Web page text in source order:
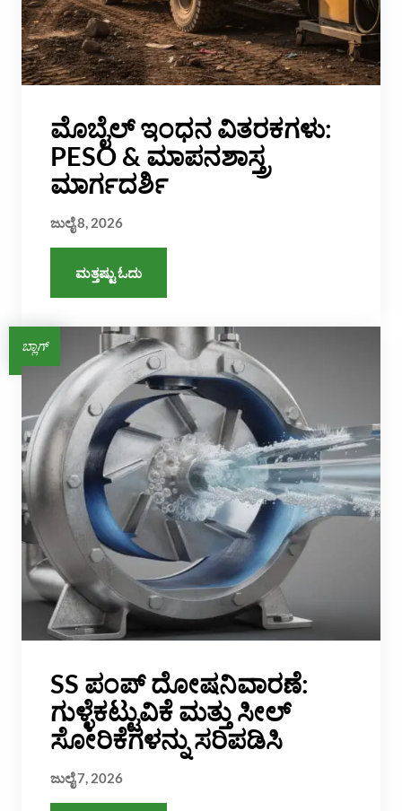
ಮೊಬೈಲ್ ಇಂಧನ ವಿತರಕಗಳು:
PESO & ಮಾಪನಶಾಸ್ತ್ರ
ಮಾರ್ಗದರ್ಶಿ
ಜುಲೈ 8, 2026
ಮತ್ತಷ್ಟು ಓದು
ಬ್ಲಾಗ್
SS ಪಂಪ್ ದೋಷನಿವಾರಣೆ:
ಗುಳ್ಳೆಕಟ್ಟುವಿಕೆ ಮತ್ತು ಸೀಲ್
ಸೋರಿಕೆಗಳನ್ನು ಸರಿಪಡಿಸಿ
ಜುಲೈ 7, 2026